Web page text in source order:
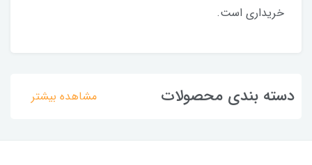
خریداری است.
دسته بندی محصولات مشاهده بیشتر